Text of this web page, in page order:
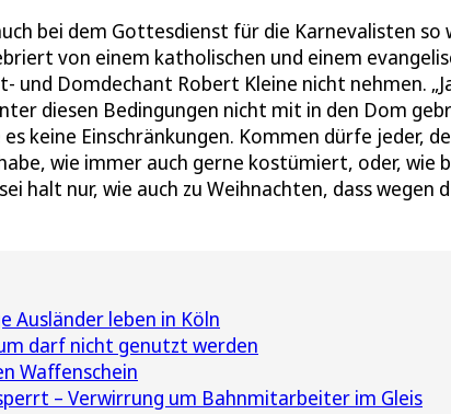
bei dem Gottesdienst für die Karnevalisten so
von einem katholischen und einem
und Domdechant Robert Kleine nicht nehmen.
diesen Bedingungen nicht mit in den Dom
keine Einschränkungen. Kommen dürfe jeder,
wie immer auch gerne kostümiert, oder, wie
halt nur, wie auch zu Weihnachten, dass wegen
Ausländer leben in Köln
darf nicht genutzt werden
Waffenschein
– Verwirrung um Bahnmitarbeiter im Gleis